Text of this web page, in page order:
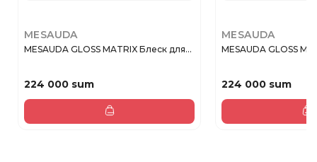
MESAUDA
MESAUDA GLOSS MATRIX Блеск для...
224 000 sum
MESAUDA
MESAUDA GLOSS
224 000 sum